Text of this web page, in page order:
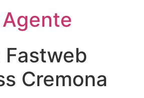
Cremona